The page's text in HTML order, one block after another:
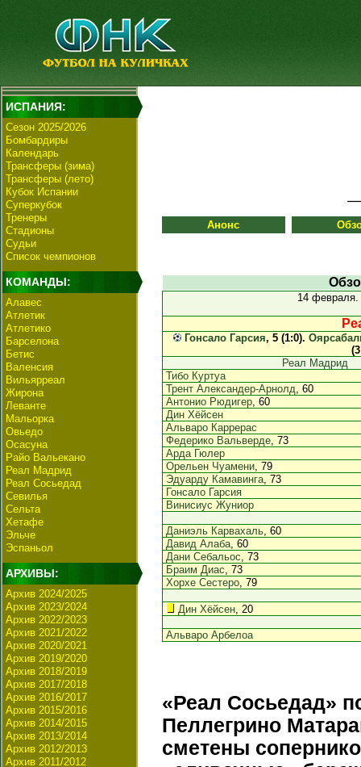
ИСПАНИЯ:
Сезон 2025/2026
Бомбардиры
Календарь
Трансферы (зима)
Трансферы (лето)
Кубок Испании
Суперкубок
Тренеры
Стадионы
Судьи
Список чемпионов
КОМАНДЫ:
Алавес
Атлетик
Атлетико
Барселона
Бетис
Валенсия
Вильярреал
Жирона
Леванте
Мальорка
Овьедо
Осасуна
Райо Вальекано
Реал Мадрид
Реал Сосьедад
Севилья
Сельта
Хетафе
Эльче
Эспаньол
АРХИВЫ:
Архив 2024/2025
Архив 2023/2024
Архив 2022/2023
Архив 2021/2022
Архив 2020/2021
Архив 2019/2020
Архив 2018/2019
Архив 2017/2018
Архив 2016/2017
Архив 2015/2016
Архив 2014/2015
Архив 2013/2014
Архив 2012/2013
Архив 2011/2012
Анонс
14 февраля.
Гонсало Гарсия, 5 (1:0).
Реал Мадрид
Тибо Куртуа
Трент Александер-Арнолд, 60
Антонио Рюдигер, 60
Дин Хёйсен
Альваро Каррерас
Федерико Вальверде, 73
Арда Гюлер
Орельен Чуамени, 79
Эдуарду Камавинга, 73
Гонсало Гарсия
Винисиус Жуниор
Даниэль Карвахаль, 60
Давид Алаба, 60
Дани Себальос, 73
Браим Диас, 73
Хорхе Сестеро, 79
Дин Хёйсен, 20
Альваро Арбелоа
«Реал Сосьедад»
Пеллегрино
сметены